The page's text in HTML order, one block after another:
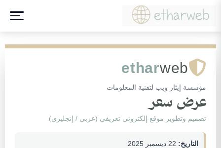
etharweb
مؤسسة إيثار ويب لتقنية المعلومات
عرض سعر
تصميم وتطوير موقع إلكتروني تعريفي (عربي / إنجليزي)
التاريخ: 22 ديسمبر 2025